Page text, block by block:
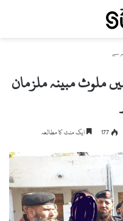
سے
ملوث مبینہ ملزمان
177 ایک منٹ کا مطالعہ